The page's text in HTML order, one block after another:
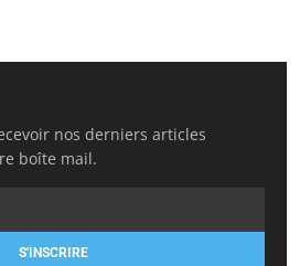
nos derniers articles
boîte mail.
S'INSCRIRE